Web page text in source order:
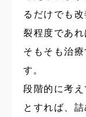
るだけでも
裂程度であ
そもそも治
す。
段階的に考
とすれば、